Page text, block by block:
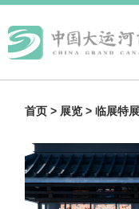
首页 > 展览 >临展特